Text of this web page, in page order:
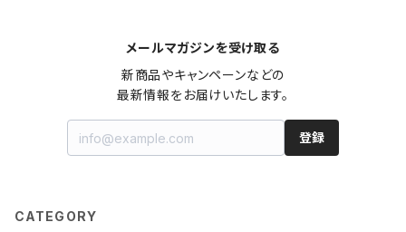
メールマガジンを受け取る
新商品やキャンペーンなどの
最新情報をお届けいたします。
登録
CATEGORY